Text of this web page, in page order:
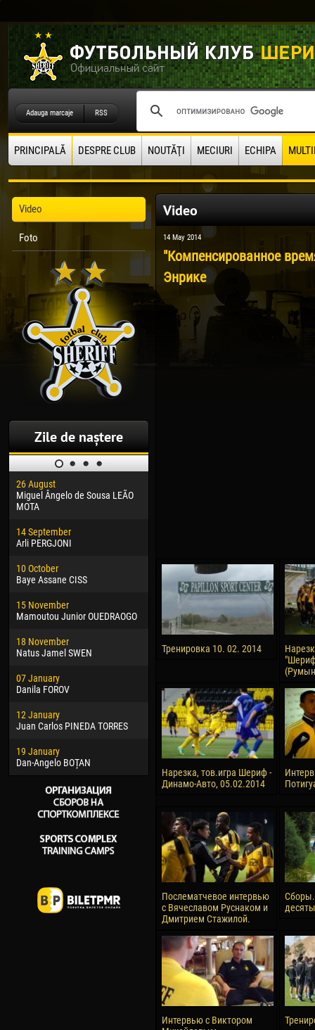
Adauga marcaje RSS
PRINCIPALĂ DESPRE CLUB NOUTĂŢI MECIURI ECHIPA
Video
Foto
Zile de naștere
26 August
Miguel Ângelo de Sousa LEÃO
MOTA
14 September
Arli PERGJONI
10 October
Baye Assane CISS
15 November
Mamoutou Junior OUEDRAOGO
18 November
Natus Jamel SWEN
07 January
Danila FOROV
12 January
Juan Carlos PINEDA TORRES
19 January
Dan-Angelo BOȚAN
Veaceslav COZMA
09 March
Emmanuel AFETSE
20 March
26 March
Vitor Hugo Morais de OLIVEIRA
28 March
Raí LOPES DE OLIVEIRA
15
24
28
10
15
Ivan
Video
14 May 2014
"Компенсированное
Энрике
Тренировка 10. 02. 2014
Нарезка, тов.игра Шериф -
Динамо-Авто, 05.02.2014
Послематчевое интервью
с Вячеславом Руснаком и
Дмитрием Стажилой.
Интервью с Виктором